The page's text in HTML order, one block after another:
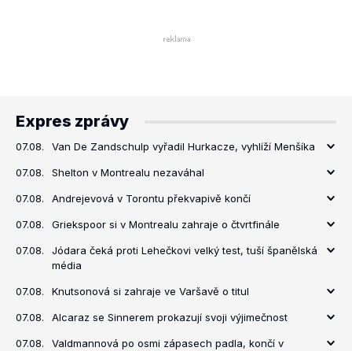
Expres zprávy
07.08. Van De Zandschulp vyřadil Hurkacze, vyhlíží Menšíka
07.08. Shelton v Montrealu nezaváhal
07.08. Andrejevová v Torontu překvapivě končí
07.08. Griekspoor si v Montrealu zahraje o čtvrtfinále
07.08.
Jódara čeká proti Lehečkovi velký test, tuší španělská
média
07.08. Knutsonová si zahraje ve Varšavě o titul
07.08. Alcaraz se Sinnerem prokazují svoji výjimečnost
07.08.
Valdmannová po osmi zápasech padla, končí v